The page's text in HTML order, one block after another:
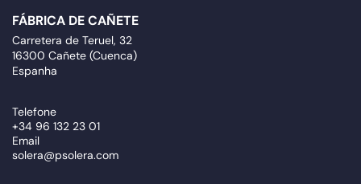
FÁBRICA DE CAÑETE
Carretera de Teruel, 32
16300 Cañete (Cuenca)
Espanha
Telefone
+34 96 132 23 01
Email
solera@psolera.com